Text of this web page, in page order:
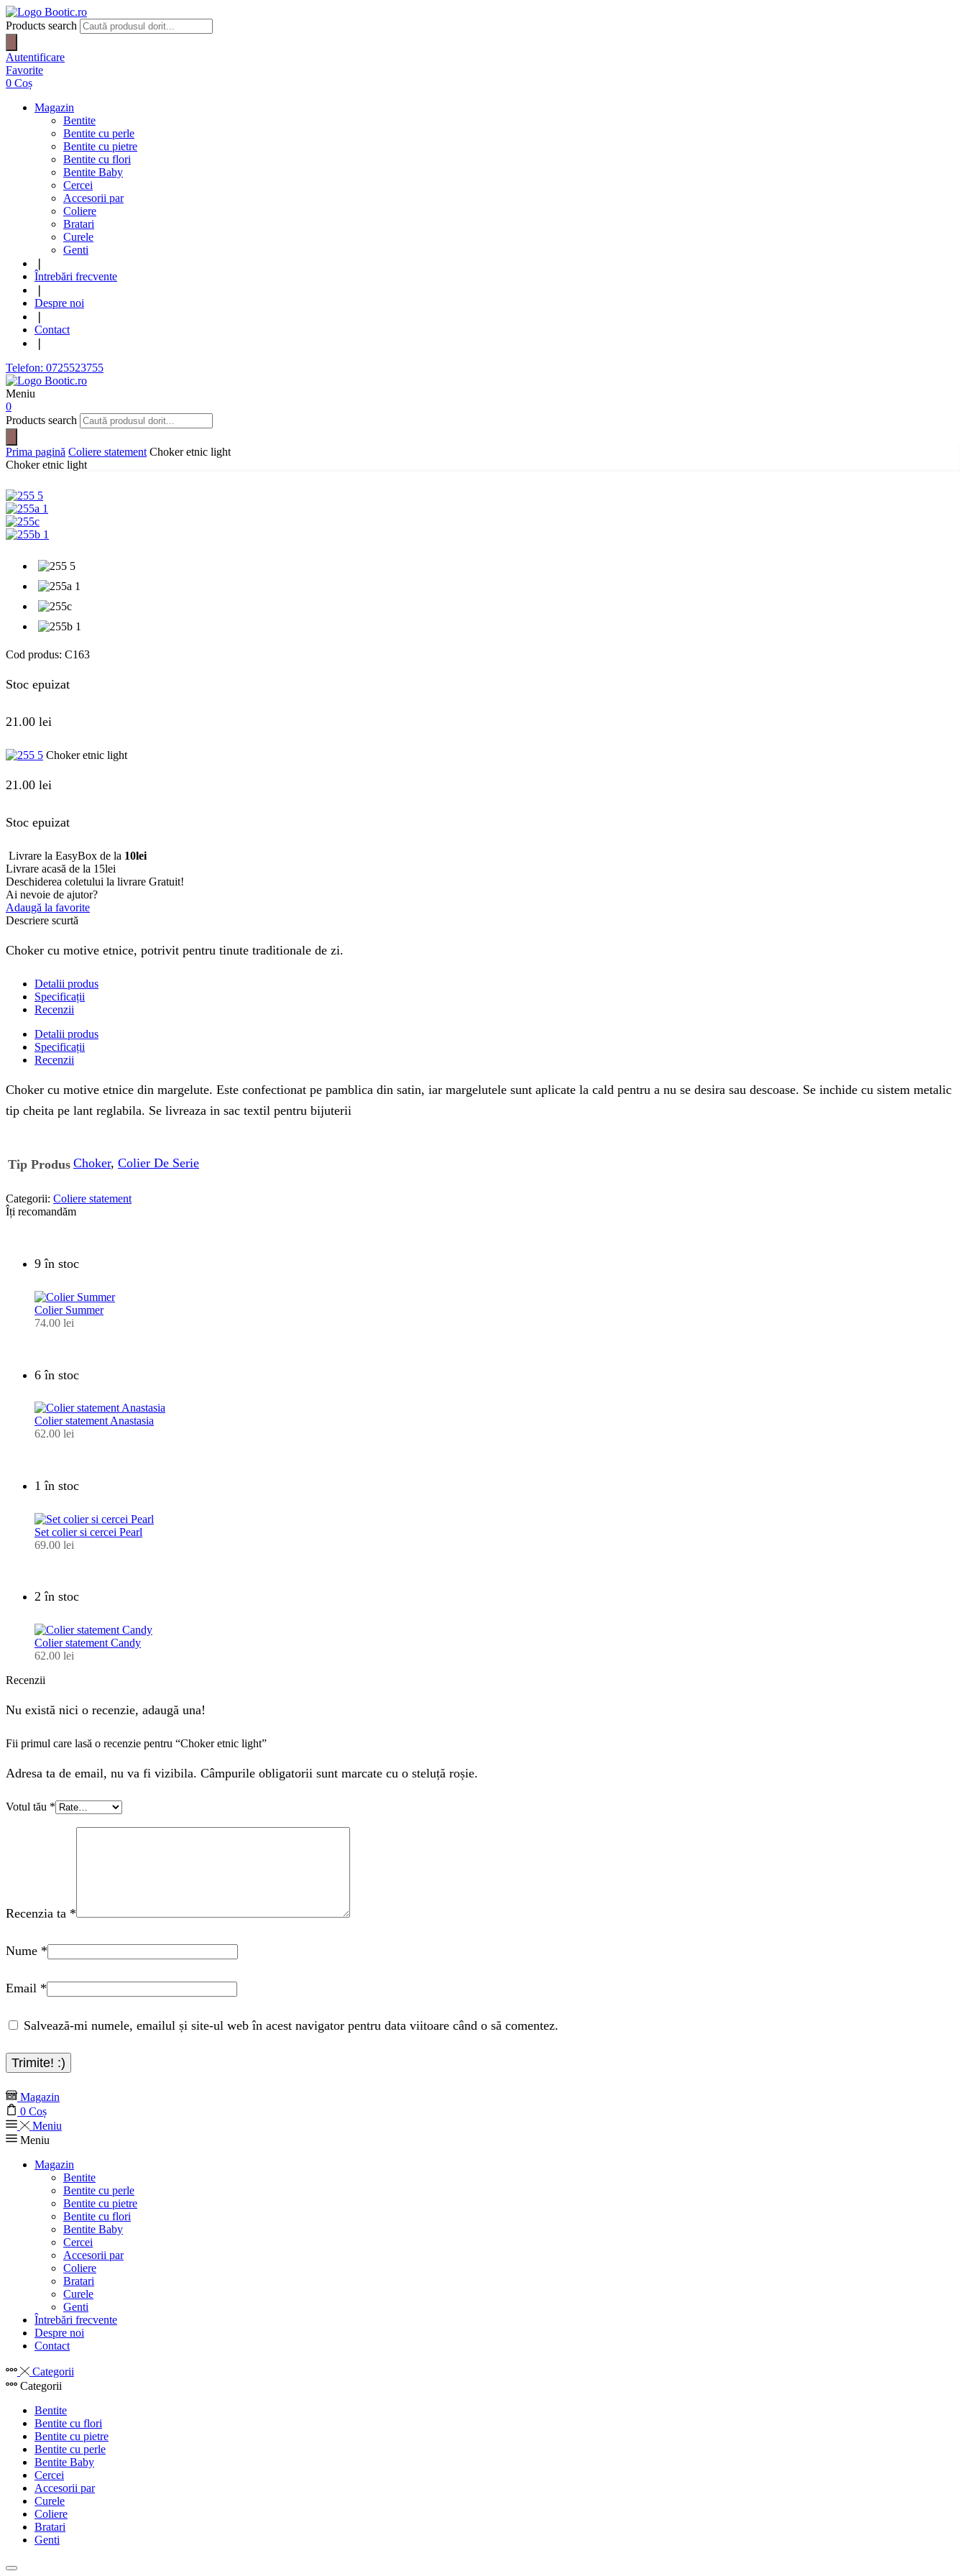
Products search
Autentificare
Favorite
0 Coș
Magazin
Bentite
Bentite cu perle
Bentite cu pietre
Bentite cu flori
Bentite Baby
Cercei
Accesorii par
Coliere
Bratari
Curele
Genti
Întrebări frecvente
Despre noi
Contact
Telefon: 0725523755
Meniu
0
Products search
Prima pagină Coliere statement Choker etnic light
Choker etnic light
Cod produs: C163
Stoc epuizat
21.00 lei
Choker etnic light
21.00 lei
Stoc epuizat
Livrare la EasyBox de la 10lei
Livrare acasă de la 15lei
Deschiderea coletului la livrare Gratuit!
Ai nevoie de ajutor?
Adaugă la favorite
Descriere scurtă
Choker cu motive etnice, potrivit pentru tinute traditionale de zi.
Detalii produs
Specificații
Recenzii
Detalii produs
Specificații
Recenzii
Choker cu motive etnice din margelute. Este confectionat pe pamblica din satin, iar margelutele sunt aplicate la cald pentru a nu se desira sau descoase. Se inchide cu sistem metalic
tip cheita pe lant reglabila. Se livreaza in sac textil pentru bijuterii
Tip Produs Choker, Colier De Serie
Categorii: Coliere statement
Îți recomandăm
9 în stoc
Colier Summer
74.00 lei
6 în stoc
Colier statement Anastasia
62.00 lei
1 în stoc
Set colier si cercei Pearl
69.00 lei
2 în stoc
Colier statement Candy
62.00 lei
Recenzii
Nu există nici o recenzie, adaugă una!
Fii primul care lasă o recenzie pentru “Choker etnic light”
Adresa ta de email, nu va fi vizibila. Câmpurile obligatorii sunt marcate cu o steluță roșie.
Votul tău *
Recenzia ta *
Nume *
Email *
Salvează-mi numele, emailul și site-ul web în acest navigator pentru data viitoare când o să comentez.
Magazin
0 Coș
Meniu
Meniu
Magazin
Bentite
Bentite cu perle
Bentite cu pietre
Bentite cu flori
Bentite Baby
Cercei
Accesorii par
Coliere
Bratari
Curele
Genti
Întrebări frecvente
Despre noi
Contact
Categorii
Categorii
Bentite
Bentite cu flori
Bentite cu pietre
Bentite cu perle
Bentite Baby
Cercei
Accesorii par
Curele
Coliere
Bratari
Genti